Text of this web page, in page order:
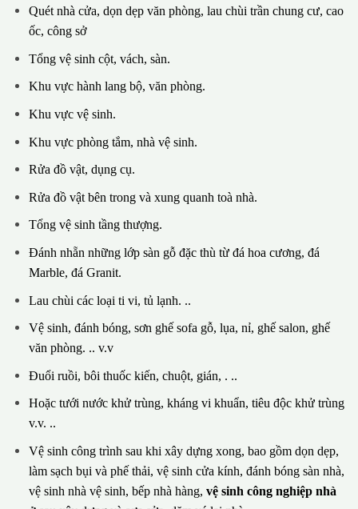
Quét nhà cửa, dọn dẹp văn phòng, lau chùi trần chung cư, cao
ốc, công sở
Tổng vệ sinh cột, vách, sàn.
Khu vực hành lang bộ, văn phòng.
Khu vực vệ sinh.
Khu vực phòng tắm, nhà vệ sinh.
Rửa đồ vật, dụng cụ.
Rửa đồ vật bên trong và xung quanh toà nhà.
Tổng vệ sinh tầng thượng.
Đánh nhẵn những lớp sàn gỗ đặc thù từ đá hoa cương, đá
Marble, đá Granit.
Lau chùi các loại ti vi, tủ lạnh. ..
Vệ sinh, đánh bóng, sơn ghế sofa gỗ, lụa, nỉ, ghế salon, ghế
văn phòng. .. v.v
Đuổi ruồi, bôi thuốc kiến, chuột, gián, . ..
Hoặc tưới nước khử trùng, kháng vi khuẩn, tiêu độc khử trùng
v.v. ..
Vệ sinh công trình sau khi xây dựng xong, bao gồm dọn dẹp,
làm sạch bụi và phế thải, vệ sinh cửa kính, đánh bóng sàn nhà,
vệ sinh nhà vệ sinh, bếp nhà hàng, vệ sinh công nghiệp nhà